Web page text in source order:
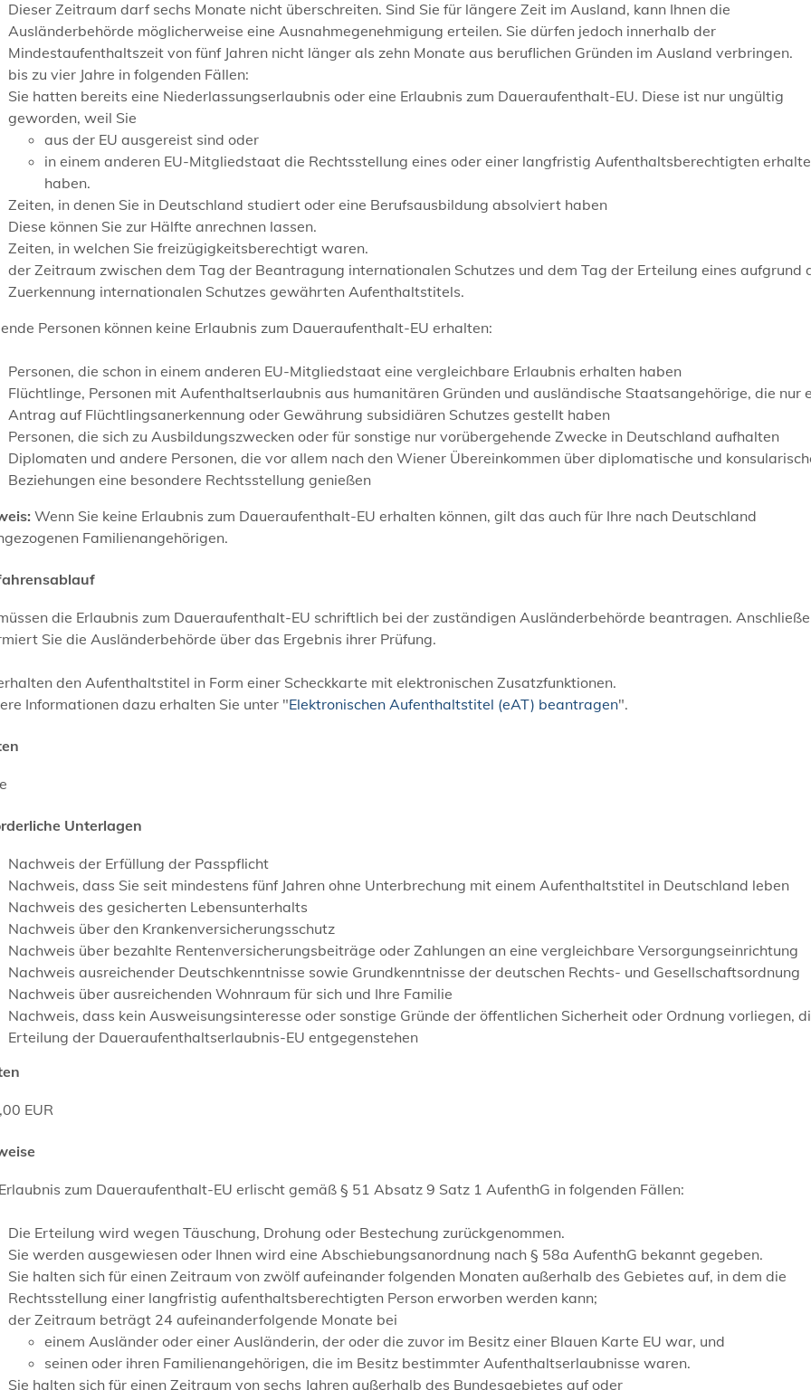
Dieser Zeitraum darf sechs Monate nicht überschreiten. Sind Sie für längere Zeit im Ausland, kann Ihnen die
Ausländerbehörde möglicherweise eine Ausnahmegenehmigung erteilen. Sie dürfen jedoch innerhalb der
Mindestaufenthaltszeit von fünf Jahren nicht länger als zehn Monate aus beruflichen Gründen im Ausland verbringen.
bis zu vier Jahre in folgenden Fällen:
Sie hatten bereits eine Niederlassungserlaubnis oder eine Erlaubnis zum Daueraufenthalt-EU. Diese ist nur ungültig
geworden, weil Sie
aus der EU ausgereist sind oder
in einem anderen EU-Mitgliedstaat die Rechtsstellung eines oder einer langfristig Aufenthaltsberechtigten
haben.
Zeiten, in denen Sie in Deutschland studiert oder eine Berufsausbildung absolviert haben
Diese können Sie zur Hälfte anrechnen lassen.
Zeiten, in welchen Sie freizügigkeitsberechtigt waren.
der Zeitraum zwischen dem Tag der Beantragung internationalen Schutzes und dem Tag der Erteilung eines aufgrund
Zuerkennung internationalen Schutzes gewährten Aufenthaltstitels.
Personen können keine Erlaubnis zum Daueraufenthalt-EU erhalten:
Personen, die schon in einem anderen EU-Mitgliedstaat eine vergleichbare Erlaubnis erhalten haben
Flüchtlinge, Personen mit Aufenthaltserlaubnis aus humanitären Gründen und ausländische Staatsangehörige, die nur
Antrag auf Flüchtlingsanerkennung oder Gewährung subsidiären Schutzes gestellt haben
Personen, die sich zu Ausbildungszwecken oder für sonstige nur vorübergehende Zwecke in Deutschland aufhalten
Diplomaten und andere Personen, die vor allem nach den Wiener Übereinkommen über diplomatische und
Beziehungen eine besondere Rechtsstellung genießen
Wenn Sie keine Erlaubnis zum Daueraufenthalt-EU erhalten können, gilt das auch für Ihre nach Deutschland
Familienangehörigen.
die Erlaubnis zum Daueraufenthalt-EU schriftlich bei der zuständigen Ausländerbehörde beantragen.
Sie die Ausländerbehörde über das Ergebnis ihrer Prüfung.
den Aufenthaltstitel in Form einer Scheckkarte mit elektronischen Zusatzfunktionen.
Informationen dazu erhalten Sie unter "Elektronischen Aufenthaltstitel (eAT) beantragen".
Unterlagen
Nachweis der Erfüllung der Passpflicht
Nachweis, dass Sie seit mindestens fünf Jahren ohne Unterbrechung mit einem Aufenthaltstitel in Deutschland leben
Nachweis des gesicherten Lebensunterhalts
Nachweis über den Krankenversicherungsschutz
Nachweis über bezahlte Rentenversicherungsbeiträge oder Zahlungen an eine vergleichbare Versorgungseinrichtung
Nachweis ausreichender Deutschkenntnisse sowie Grundkenntnisse der deutschen Rechts- und Gesellschaftsordnung
Nachweis über ausreichenden Wohnraum für sich und Ihre Familie
Nachweis, dass kein Ausweisungsinteresse oder sonstige Gründe der öffentlichen Sicherheit oder Ordnung vorliegen,
Erteilung der Daueraufenthaltserlaubnis-EU entgegenstehen
EUR
zum Daueraufenthalt-EU erlischt gemäß § 51 Absatz 9 Satz 1 AufenthG in folgenden Fällen:
Die Erteilung wird wegen Täuschung, Drohung oder Bestechung zurückgenommen.
Sie werden ausgewiesen oder Ihnen wird eine Abschiebungsanordnung nach § 58a AufenthG bekannt gegeben.
Sie halten sich für einen Zeitraum von zwölf aufeinander folgenden Monaten außerhalb des Gebietes auf, in dem die
Rechtsstellung einer langfristig aufenthaltsberechtigten Person erworben werden kann;
der Zeitraum beträgt 24 aufeinanderfolgende Monate bei
einem Ausländer oder einer Ausländerin, der oder die zuvor im Besitz einer Blauen Karte EU war, und
seinen oder ihren Familienangehörigen, die im Besitz bestimmter Aufenthaltserlaubnisse waren.
Sie halten sich für einen Zeitraum von sechs Jahren außerhalb des Bundesgebietes auf oder